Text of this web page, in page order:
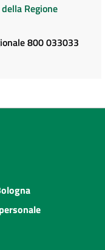
Regione
800 033033